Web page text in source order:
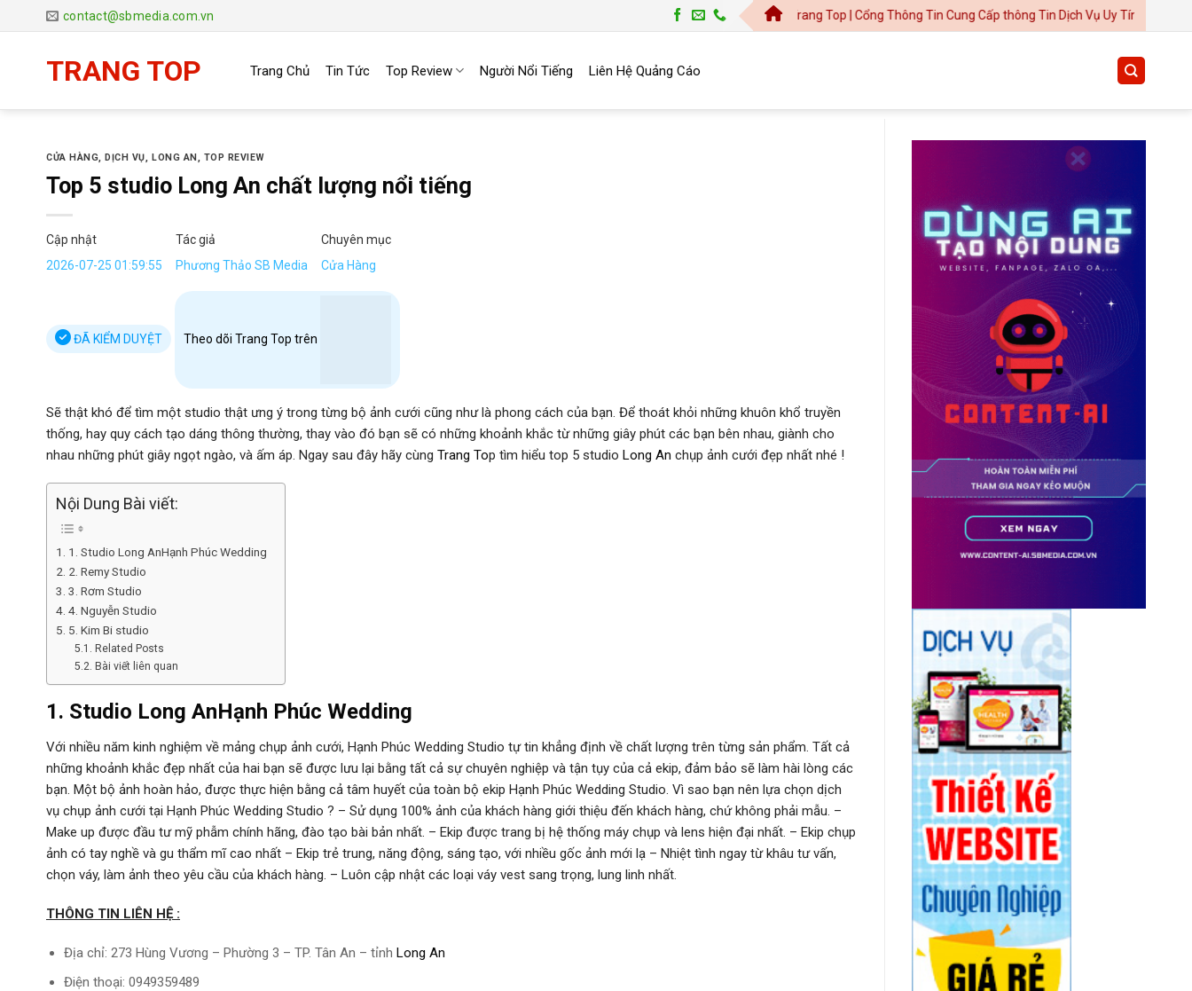
đến
contact@sbmedia.com.vn Trang Top | Cổng Thông Tin Cung Cấp thông Tin Dịch Vụ Uy Tín
TRANG TOP Trang Chủ Tin Tức Top Review Người Nổi Tiếng Liên Hệ Quảng Cáo
CỬA HÀNG ,DỊCH VỤ ,LONG AN TOP REVIEW
Top 5 studio Long An chất lượng nổi tiếng
Cập nhật
2026-07-25 01:59:55
Tác giả
Phương Thảo SB Media
Chuyên mục
Cửa Hàng
ĐÃ KIỂM DUYỆT Theo dõi Trang Top trên
Sẽ thật khó để tìm một studio thật ưng ý trong từng bộ ảnh cưới cũng như là phong cách của bạn. Để thoát khỏi những khuôn khổ truyền
thống, hay quy cách tạo dáng thông thường, thay vào đó bạn sẽ có những khoảnh khắc từ những giây phút các bạn bên nhau, giành cho
nhau những phút giây ngọt ngào, và ấm áp. Ngay sau đây hãy cùng Trang Top tìm hiểu top 5 studio Long An chụp ảnh cưới đẹp nhất nhé !
Nội Dung Bài viết:
1. Studio Long AnHạnh Phúc Wedding
2. Remy Studio
3. Rơm Studio
4. Nguyễn Studio
5. Kim Bi studio
Related Posts
Bài viết liên quan
1. Studio Long AnHạnh Phúc Wedding
Với nhiều năm kinh nghiệm về mảng chụp ảnh cưới, Hạnh Phúc Wedding Studio tự tin khẳng định về chất lượng trên từng sản phẩm. Tất cả
những khoảnh khắc đẹp nhất của hai bạn sẽ được lưu lại bằng tất cả sự chuyên nghiệp và tận tụy của cả ekip, đảm bảo sẽ làm hài lòng các
bạn. Một bộ ảnh hoàn hảo, được thực hiện bằng cả tâm huyết của toàn bộ ekip Hạnh Phúc Wedding Studio. Vì sao bạn nên lựa chọn dịch
vụ chụp ảnh cưới tại Hạnh Phúc Wedding Studio ? – Sử dụng 100% ảnh của khách hàng giới thiệu đến khách hàng, chứ không phải mẫu. –
Make up được đầu tư mỹ phẫm chính hãng, đào tạo bài bản nhất. – Ekip được trang bị hệ thống máy chụp và lens hiện đại nhất. – Ekip chụp
ảnh có tay nghề và gu thẩm mĩ cao nhất – Ekip trẻ trung, năng động, sáng tạo, với nhiều gốc ảnh mới lạ – Nhiệt tình ngay từ khâu tư vấn,
chọn váy, làm ảnh theo yêu cầu của khách hàng. – Luôn cập nhật các loại váy vest sang trọng, lung linh nhất.
THÔNG TIN LIÊN HỆ :
Địa chỉ: 273 Hùng Vương – Phường 3 – TP. Tân An – tỉnh Long An
Điện thoại: 0949359489